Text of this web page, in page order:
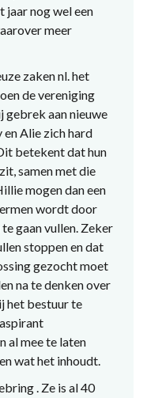
jaar nog wel een
meer
zaken nl. het
de vereniging
aan nieuwe
en Alie zich hard
betekent dat hun
samen met die
mogen dan een
wordt door
gaan vullen. Zeker
stoppen en dat
gezocht moet
na te denken over
het bestuur te
al mee te laten
wat het inhoudt.
. Ze is al 40